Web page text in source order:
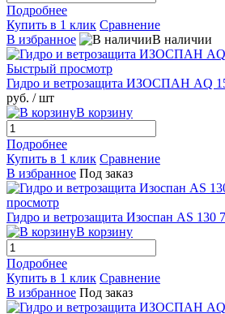
Подробнее
Купить в 1 клик Сравнение
В избранное
В наличии
Быстрый просмотр
Гидро и ветрозащита ИЗОСПАН AQ
руб. / шт
В корзину
Подробнее
Купить в 1 клик Сравнение
В избранное Под заказ
просмотр
Гидро и ветрозащита Изоспан АS 130
В корзину
Подробнее
Купить в 1 клик Сравнение
В избранное Под заказ